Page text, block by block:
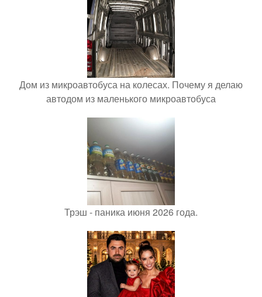
Дом из микроавтобуса на колесах. Почему я делаю
автодом из маленького микроавтобуса
Трэш - паника июня 2026 года.